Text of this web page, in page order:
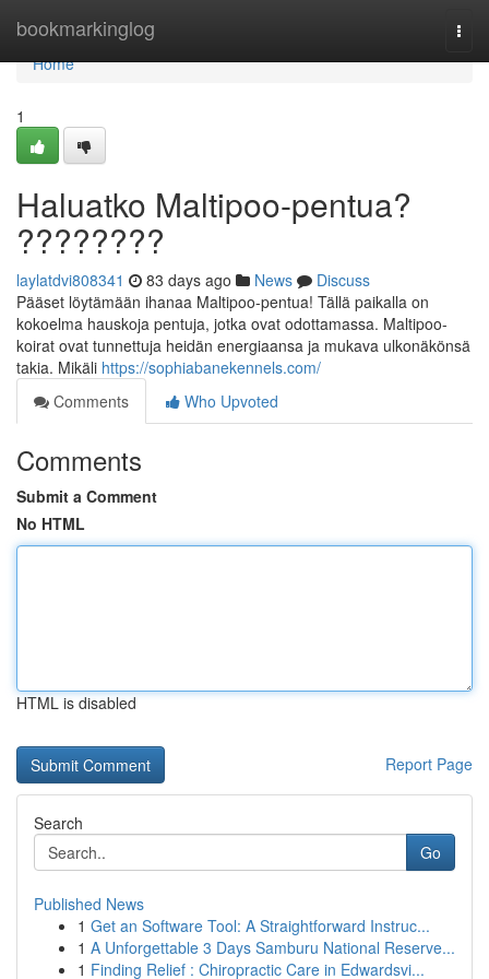
bookmarkinglog
Home
Home
1
Haluatko Maltipoo-pentua?
????????
laylatdvi808341 83 days ago News
Discuss
Pääset löytämään ihanaa Maltipoo-pentua! Tällä paikalla on
kokoelma hauskoja pentuja, jotka ovat odottamassa. Maltipoo-
koirat ovat tunnettuja heidän energiaansa ja mukava ulkonäkönsä
takia. Mikäli https://sophiabanekennels.com/
Comments
Who Upvoted
Comments
Submit a Comment
No HTML
HTML is disabled
Report Page
Search
Go
Published News
1 Get an Software Tool: A Straightforward Instruc...
1 A Unforgettable 3 Days Samburu National Reserve...
1 Finding Relief : Chiropractic Care in Edwardsvi...